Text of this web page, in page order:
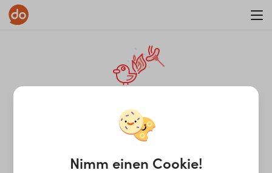
¡Ay, caramba! Seite nicht
gefunden.
Nimm einen Cookie!